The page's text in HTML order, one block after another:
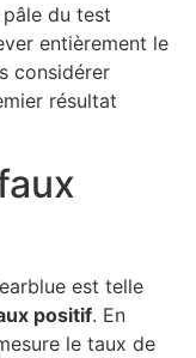
pâle du test
entièrement le
considérer
résultat
est telle
positif. En
le taux de